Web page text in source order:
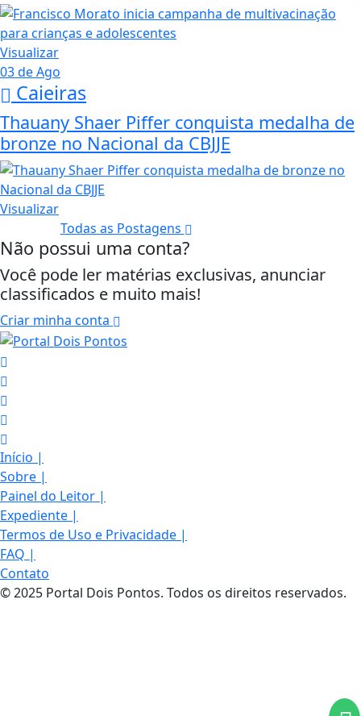
Visualizar
03 de Ago
Caieiras
Thauany Shaer Piffer conquista medalha de
bronze no Nacional da CBJJE
Visualizar
Todas as Postagens
Não possui uma conta?
Você pode ler matérias exclusivas, anunciar
classificados e muito mais!
Criar minha conta
Início |
Sobre |
Painel do Leitor |
Expediente |
Termos de Uso e Privacidade |
FAQ |
Contato
© 2025 Portal Dois Pontos. Todos os direitos reservados.